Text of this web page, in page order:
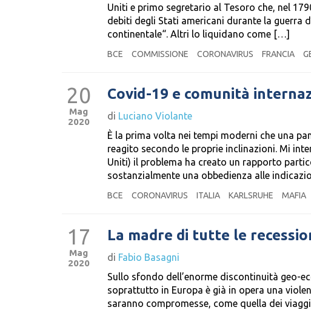
Uniti e primo segretario al Tesoro che, nel
debiti degli Stati americani durante la guerra
continentale“. Altri lo liquidano come […]
BCE COMMISSIONE CORONAVIRUS FRANCIA
20
Mag
2020
Covid-19 e comunità
di Luciano Violante
È la prima volta nei tempi moderni che una
reagito secondo le proprie inclinazioni. Mi
Uniti) il problema ha creato un rapporto
sostanzialmente una obbedienza alle
BCE CORONAVIRUS ITALIA KARLSRUHE MAFIA
17
Mag
2020
La madre di tutte le
di Fabio Basagni
Sullo sfondo dell’enorme discontinuità geo-
soprattutto in Europa è già in opera una
saranno compromesse, come quella dei